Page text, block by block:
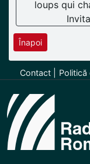
loups qui
Înapoi
Contact